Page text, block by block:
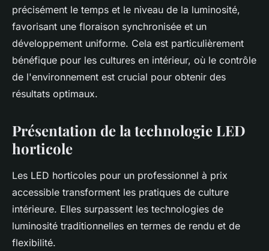
précisément le temps et le niveau de la luminosité,
favorisant une floraison synchronisée et un
développement uniforme. Cela est particulièrement
bénéfique pour les cultures en intérieur, où le contrôle
de l'environnement est crucial pour obtenir des
résultats optimaux.
Présentation de la technologie LED
horticole
Les LED horticoles pour un professionnel à prix
accessible transforment les pratiques de culture
intérieure. Elles surpassent les technologies de
luminosité traditionnelles en termes de rendu et de
flexibilité.